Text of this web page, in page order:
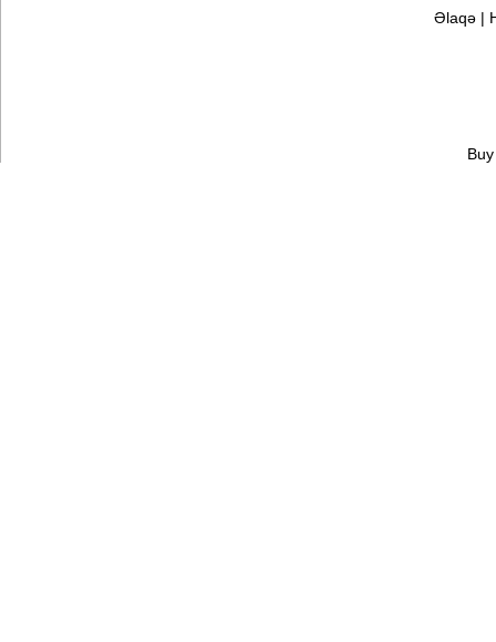
Əlaqə|